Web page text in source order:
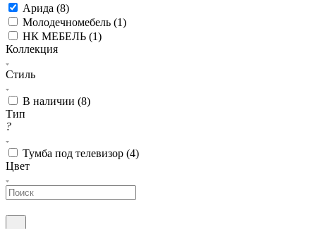
Арида (8)
Молодечномебель (1)
НК МЕБЕЛЬ (1)
Коллекция
Стиль
В наличии (8)
Тип
?
Тумба под телевизор (4)
Цвет